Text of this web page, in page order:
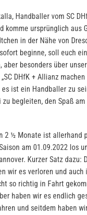
Handballer vom SC
komme ursprünglich aus
in der Nähe von
beginne, soll euch
aber besonders über
DHfK + Allianz machen
es ist ein Handballer zu
begleiten, den Spaß
2 ½ Monate ist allerhand
am 01.09.2022 los
Kurzer Satz dazu:
wir es verloren und auch
so richtig in Fahrt
haben wir es endlich
und seitdem haben